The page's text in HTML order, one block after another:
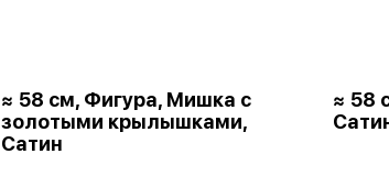
≈ 58 см, Фигура, Мишка с
золотыми крылышками,
Сатин
≈ 58